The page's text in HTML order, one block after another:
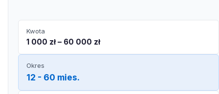
Kwota
1 000 zł – 60 000 zł
Okres
12 - 60 mies.